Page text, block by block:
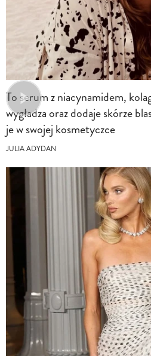
To serum z niacynamidem,
wygładza oraz dodaje skórze
je w swojej kosmetyczce
JULIA ADYDAN